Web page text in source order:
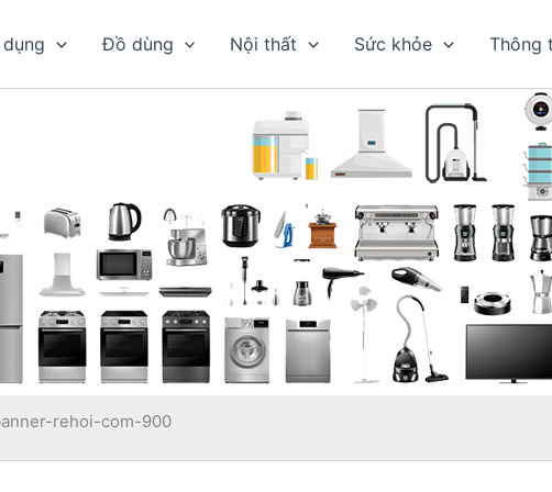
Đồ dùng Nội thất Sức khỏe Thông
rehoi-com-900